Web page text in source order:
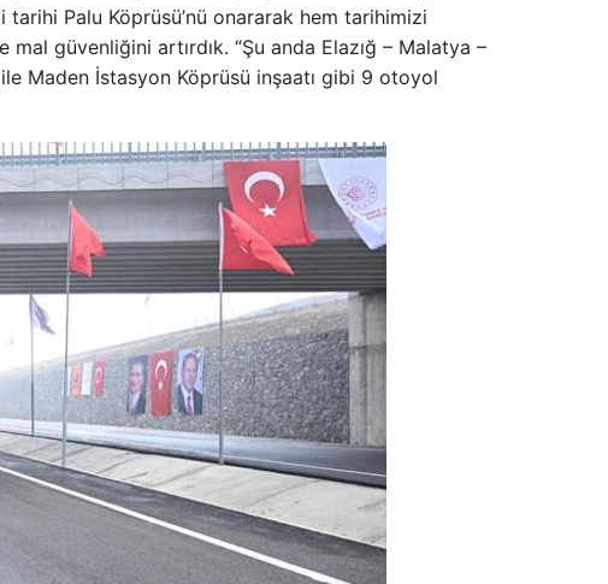
Palu Köprüsü’nü onararak hem tarihimizi
güvenliğini artırdık. “Şu anda Elazığ – Malatya –
Maden İstasyon Köprüsü inşaatı gibi 9 otoyol